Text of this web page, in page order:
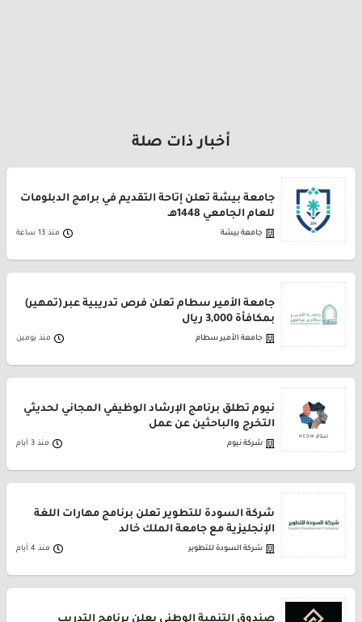
أخبار ذات صلة
جامعة بيشة تعلن إتاحة التقديم في برامج الدبلومات
للعام الجامعي 1448هـ
جامعة بيشة منذ 13 ساعة
جامعة الأمير سطام تعلن فرص تدريبية عبر (تمهير)
بمكافأة 3,000 ريال
جامعة الأمير سطام منذ يومين
نيوم تطلق برنامج الإرشاد الوظيفي المجاني لحديثي
التخرج والباحثين عن عمل
شركة نيوم منذ 3 أيام
شركة السودة للتطوير تعلن برنامج مهارات اللغة
الإنجليزية مع جامعة الملك خالد
شركة السودة للتطوير منذ 4 أيام
صندوق التنمية الوطني يعلن برنامج التدريب